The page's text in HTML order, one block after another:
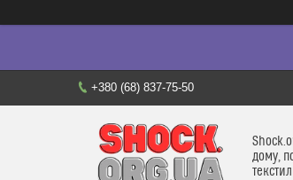
+380 (68) 837-75-50
дому,